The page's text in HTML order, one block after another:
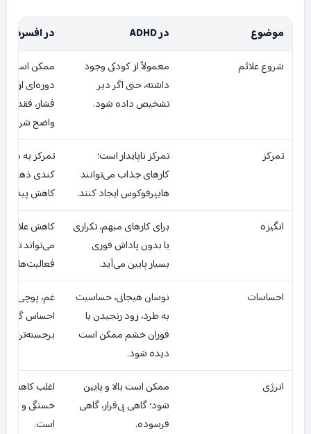
موضوع در ADHD
در افسردگی
شروع علائم
معمولاً از کودکی وجود
داشته، حتی اگر دیر
تشخیص داده شود.
ممکن است
دوره‌ای از
فشار، فقدان
واضح شروع
تمرکز
تمرکز ناپایدار است؛
کارهای جذاب می‌توانند
هایپرفوکوس ایجاد کنند.
تمرکز به
کندی ذهنی
کاهش پیدا
انگیزه
برای کارهای مبهم، تکراری
یا بدون پاداش فوری
بسیار پایین می‌آید.
کاهش علاقه
می‌تواند
فعالیت‌ها را
احساسات
نوسان هیجانی، حساسیت
به طرد، زود رنجیدن یا
فوران خشم ممکن است
دیده شود.
غم، پوچی،
احساس گناه
برجسته‌تر
انرژی
ممکن است بالا و پایین
شود؛ گاهی بی‌قرار، گاهی
فرسوده.
اغلب کاهش
خستگی و
است.